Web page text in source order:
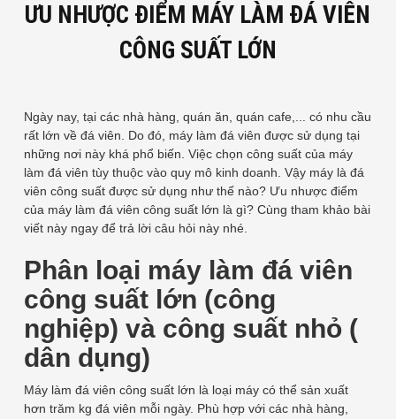
ƯU NHƯỢC ĐIỂM MÁY LÀM ĐÁ VIÊN
CÔNG SUẤT LỚN
Ngày nay, tại các nhà hàng, quán ăn, quán cafe,... có nhu cầu
rất lớn về đá viên. Do đó, máy làm đá viên được sử dụng tại
những nơi này khá phổ biến. Việc chọn công suất của máy
làm đá viên tùy thuộc vào quy mô kinh doanh. Vậy máy là đá
viên công suất được sử dụng như thế nào? Ưu nhược điểm
của máy làm đá viên công suất lớn là gì? Cùng tham khảo bài
viết này ngay để trả lời câu hỏi này nhé.
Phân loại máy làm đá viên
công suất lớn (công
nghiệp) và công suất nhỏ (
dân dụng)
Máy làm đá viên công suất lớn là loại máy có thể sản xuất
hơn trăm kg đá viên mỗi ngày. Phù hợp với các nhà hàng,